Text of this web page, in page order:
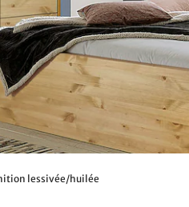
lessivée/huilée